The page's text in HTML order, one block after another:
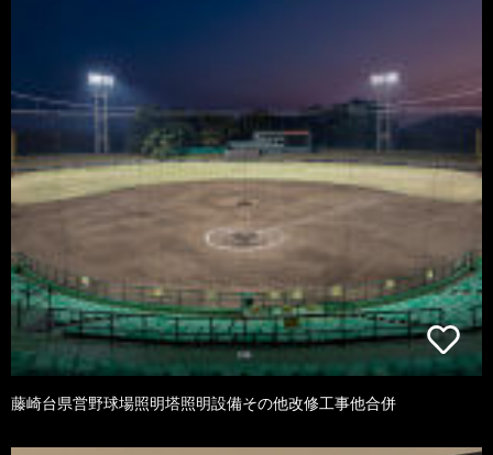
藤崎台県営野球場照明塔照明設備その他改修工事他合併